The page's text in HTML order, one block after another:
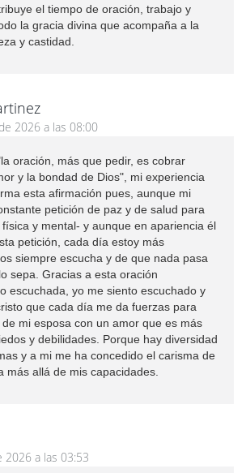
el tiempo de oración, trabajo y
la gracia divina que acompaña a la
y castidad.
2026 a las 08:00
oración, más que pedir, es cobrar
y la bondad de Dios", mi experiencia
esta afirmación pues, aunque mi
petición de paz y de salud para
y mental- y aunque en apariencia él
petición, cada día estoy más
siempre escucha y de que nada pasa
sepa. Gracias a esta oración
escuchada, yo me siento escuchado y
que cada día me da fuerzas para
mi esposa con un amor que es más
y debilidades. Porque hay diversidad
y a mi me ha concedido el carisma de
más allá de mis capacidades.
2026 a las 03:53